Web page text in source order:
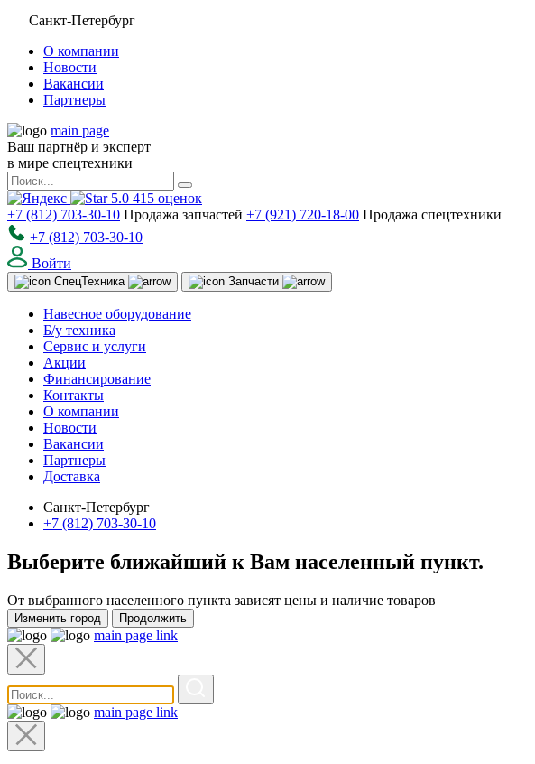
Санкт-Петербург
О компании
Новости
Вакансии
Партнеры
main page
Ваш партнёр и эксперт
в мире спецтехники
5.0 415 оценок
+7 (812) 703-30-10 Продажа запчастей +7 (921) 720-18-00 Продажа спецтехники
+7 (812) 703-30-10
Войти
СпецТехника Запчасти
Навесное оборудование
Б/у техника
Сервис и услуги
Акции
Финансирование
Контакты
О компании
Новости
Вакансии
Партнеры
Доставка
Санкт-Петербург
+7 (812) 703-30-10
Выберите ближайший к Вам населенный пункт.
От выбранного населенного пункта зависят цены и наличие товаров
Изменить город Продолжить
main page link
main page link